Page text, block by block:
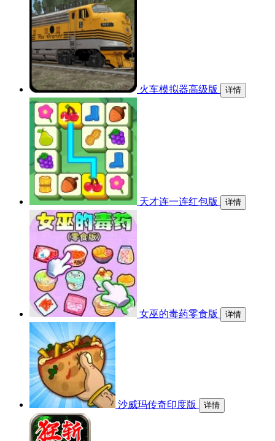
火车模拟器高级版 详情
天才连一连红包版 详情
女巫的毒药零食版 详情
沙威玛传奇印度版 详情